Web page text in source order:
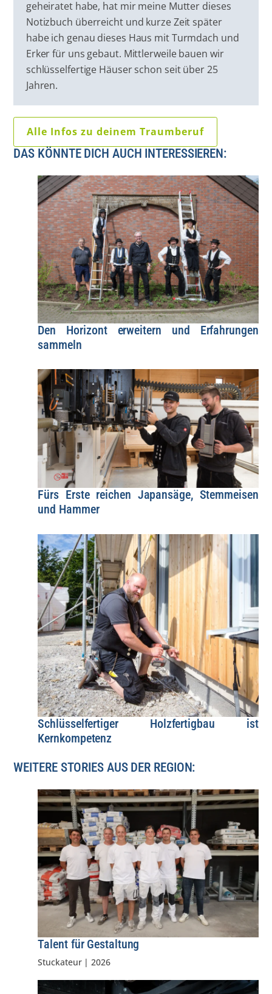
geheiratet habe, hat mir meine Mutter dieses
Notizbuch überreicht und kurze Zeit später
habe ich genau dieses Haus mit Turmdach und
Erker für uns gebaut. Mittlerweile bauen wir
schlüsselfertige Häuser schon seit über 25
Jahren.
Alle Infos zu deinem Traumberuf
DAS KÖNNTE DICH AUCH INTERESSIEREN:
Den Horizont erweitern und Erfahrungen
sammeln
Fürs Erste reichen Japansäge, Stemmeisen
und Hammer
Schlüsselfertiger Holzfertigbau ist
Kernkompetenz
WEITERE STORIES AUS DER REGION:
Talent für Gestaltung
Stuckateur|2026